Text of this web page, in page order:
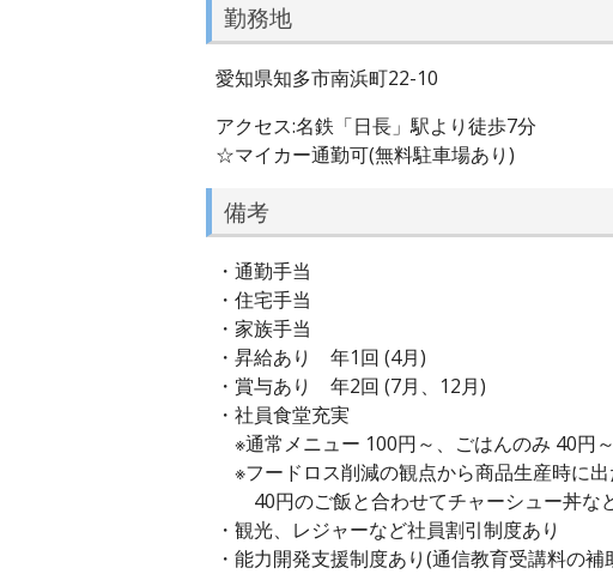
勤務地
愛知県知多市南浜町22-10
アクセス:名鉄「日長」駅より徒歩7分
☆マイカー通勤可(無料駐車場あり)
備考
・通勤手当
・住宅手当
・家族手当
・昇給あり 年1回 (4月)
・賞与あり 年2回 (7月、12月)
・社員食堂充実
※通常メニュー 100円～、ごはんのみ 40円～
※フードロス削減の観点から商品生産時に
40円のご飯と合わせてチャーシュー丼な
・観光、レジャーなど社員割引制度あり
・能力開発支援制度あり(通信教育受講料の補